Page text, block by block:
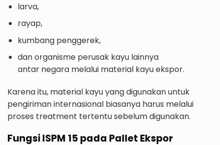
larva,
rayap,
kumbang penggerek,
dan organisme perusak kayu lainnya
antar negara melalui material kayu ekspor.
Karena itu, material kayu yang digunakan untuk
pengiriman internasional biasanya harus melalui
proses treatment tertentu sebelum digunakan.
Fungsi ISPM 15 pada Pallet Ekspor